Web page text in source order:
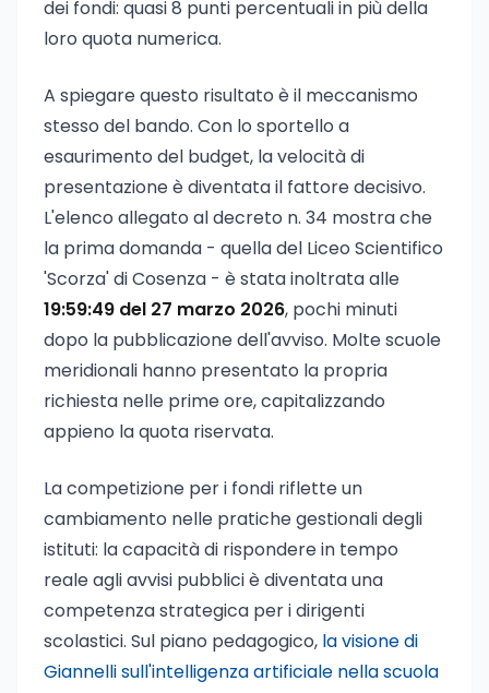
dei fondi: quasi 8 punti percentuali in più della
loro quota numerica.
A spiegare questo risultato è il meccanismo
stesso del bando. Con lo sportello a
esaurimento del budget, la velocità di
presentazione è diventata il fattore decisivo.
L'elenco allegato al decreto n. 34 mostra che
la prima domanda - quella del Liceo Scientifico
'Scorza' di Cosenza - è stata inoltrata alle
19:59:49 del 27 marzo 2026, pochi minuti
dopo la pubblicazione dell'avviso. Molte scuole
meridionali hanno presentato la propria
richiesta nelle prime ore, capitalizzando
appieno la quota riservata.
La competizione per i fondi riflette un
cambiamento nelle pratiche gestionali degli
istituti: la capacità di rispondere in tempo
reale agli avvisi pubblici è diventata una
competenza strategica per i dirigenti
scolastici. Sul piano pedagogico, la visione di
Giannelli sull'intelligenza artificiale nella scuola